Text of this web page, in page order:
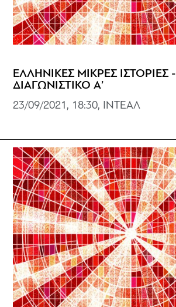
ΕΛΛΗΝΙΚΕΣ ΜΙΚΡΕΣ ΙΣΤΟΡΙΕΣ -
ΔΙΑΓΩΝΙΣΤΙΚΟ Α’
23/09/2021, 18:30, ΙΝΤΕΑΛ